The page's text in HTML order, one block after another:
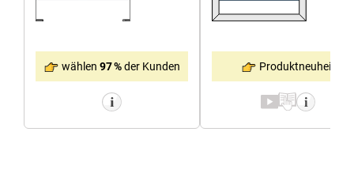
wählen 97 %der Kunden Produktneuheit